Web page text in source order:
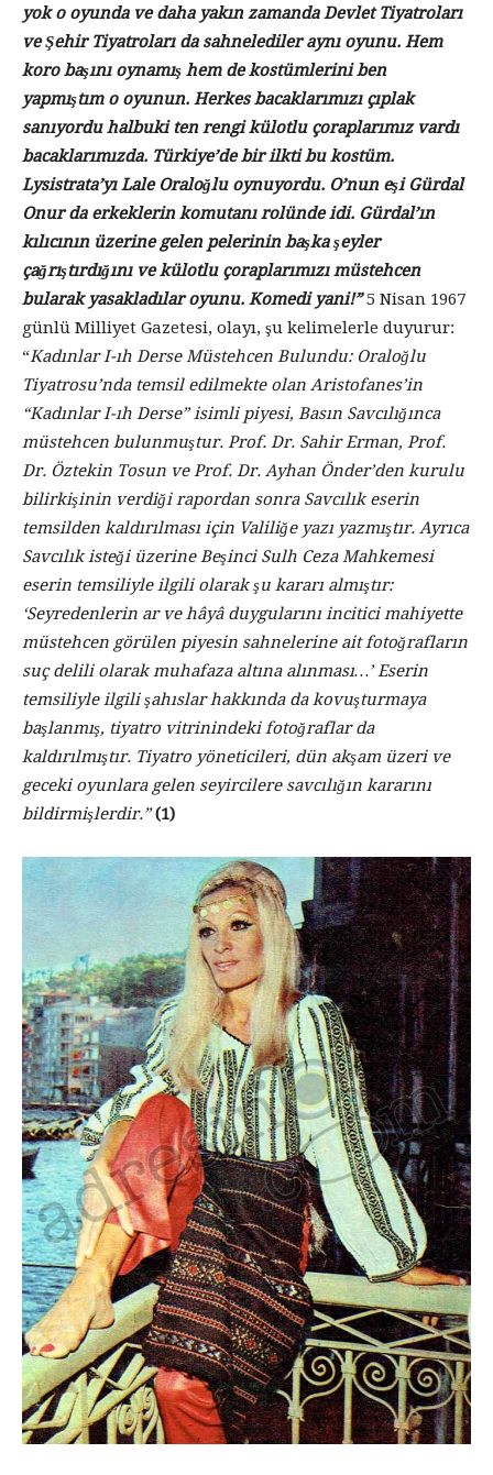
yok o oyunda ve daha yakın zamanda Devlet Tiyatroları
ve Şehir Tiyatroları da sahnelediler aynı oyunu. Hem
koro başını oynamış hem de kostümlerini ben
yapmıştım o oyunun. Herkes bacaklarımızı çıplak
sanıyordu halbuki ten rengi külotlu çoraplarımız vardı
bacaklarımızda. Türkiye’de bir ilkti bu kostüm.
Lysistrata’yı Lale Oraloğlu oynuyordu. O’nun eşi Gürdal
Onur da erkeklerin komutanı rolünde idi. Gürdal’ın
kılıcının üzerine gelen pelerinin başka şeyler
çağrıştırdığını ve külotlu çoraplarımızı müstehcen
bularak yasakladılar oyunu. Komedi yani!”5 Nisan 1967
günlü Milliyet Gazetesi, olayı, şu kelimelerle duyurur:
“Kadınlar I-ıh Derse Müstehcen Bulundu: Oraloğlu
Tiyatrosu’nda temsil edilmekte olan Aristofanes’in
“Kadınlar I-ıh Derse” isimli piyesi, Basın Savcılığınca
müstehcen bulunmuştur. Prof. Dr. Sahir Erman, Prof.
Dr. Öztekin Tosun ve Prof. Dr. Ayhan Önder’den kurulu
bilirkişinin verdiği rapordan sonra Savcılık eserin
temsilden kaldırılması için Valiliğe yazı yazmıştır. Ayrıca
Savcılık isteği üzerine Beşinci Sulh Ceza Mahkemesi
eserin temsiliyle ilgili olarak şu kararı almıştır:
‘Seyredenlerin ar ve hâyâ duygularını incitici mahiyette
müstehcen görülen piyesin sahnelerine ait fotoğrafların
suç delili olarak muhafaza altına alınması…’ Eserin
temsiliyle ilgili şahıslar hakkında da kovuşturmaya
başlanmış, tiyatro vitrinindeki fotoğraflar da
kaldırılmıştır. Tiyatro yöneticileri, dün akşam üzeri ve
geceki oyunlara gelen seyircilere savcılığın kararını
bildirmişlerdir.”(1)